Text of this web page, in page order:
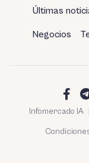
Últimas
Negocios
Infomercado IA